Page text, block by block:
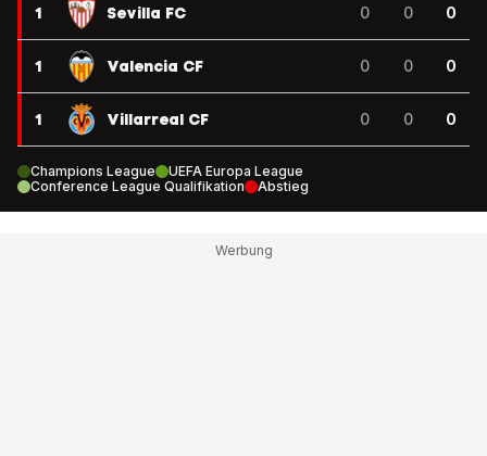
1 Sevilla FC 0 0 0
1 Valencia CF 0 0 0
1 Villarreal CF 0 0 0
Champions League
UEFA Europa League
Conference League Qualifikation
Abstieg